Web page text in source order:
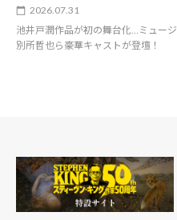
2026.07.31
池井戸潤作品が初の舞台化…ミュー
別所哲也ら豪華キャストが登壇！